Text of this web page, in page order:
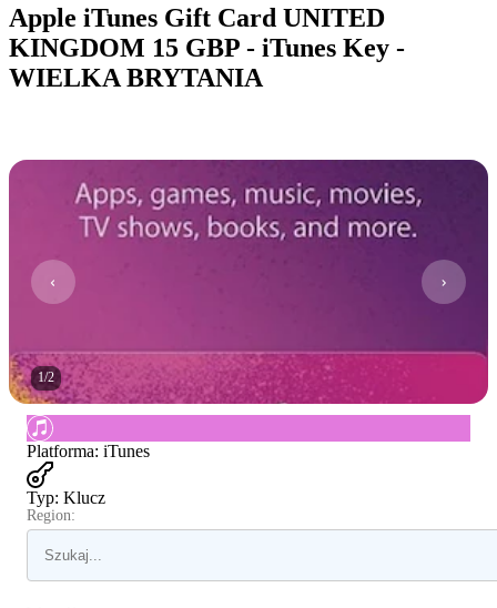
Apple iTunes Gift Card UNITED
KINGDOM 15 GBP - iTunes Key -
WIELKA BRYTANIA
1/2
Platforma: iTunes
Typ: Klucz
Region: